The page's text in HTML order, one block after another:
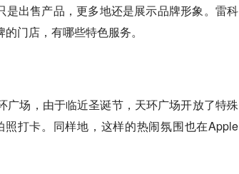
出售产品，更多地还是展示品牌形象。雷科
门店，有哪些特色服务。
场，由于临近圣诞节，天环广场开放了特殊
打卡。同样地，这样的热闹氛围也在Apple